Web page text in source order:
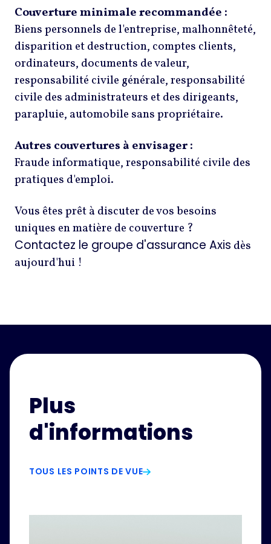
Couverture minimale recommandée :
Biens personnels de l'entreprise, malhonnêteté,
disparition et destruction, comptes clients,
ordinateurs, documents de valeur,
responsabilité civile générale, responsabilité
civile des administrateurs et des dirigeants,
parapluie, automobile sans propriétaire.
Autres couvertures à envisager :
Fraude informatique, responsabilité civile des
pratiques d'emploi.
Vous êtes prêt à discuter de vos besoins
uniques en matière de couverture ?
Contactez le groupe d'assurance Axis dès
aujourd'hui !
Plus
d'informations
TOUS LES POINTS DE VUE